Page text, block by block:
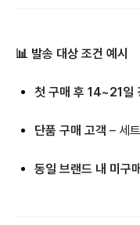
📊 발송 대상 조건 예시
첫 구매 후 14~21일
단품 구매 고객 – 세
동일 브랜드 내 미구